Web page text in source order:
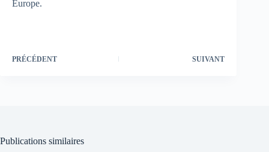
Europe.
PRÉCÉDENT SUIVANT
Publications similaires